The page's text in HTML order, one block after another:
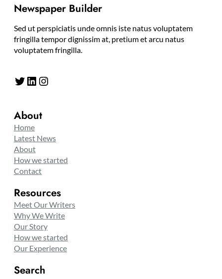
Newspaper Builder
Sed ut perspiciatis unde omnis iste natus voluptatem
fringilla tempor dignissim at, pretium et arcu natus
voluptatem fringilla.
Twitter LinkedIn Instagram
About
Home
Latest News
About
How we started
Contact
Resources
Meet Our Writers
Why We Write
Our Story
How we started
Our Experience
Search